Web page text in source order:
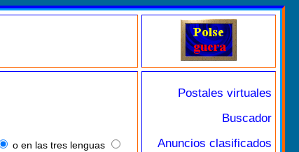
o en las tres lenguas
Postales virtuales
Buscador
Anuncios clasificados